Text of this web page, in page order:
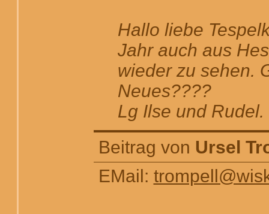
Hallo liebe
Jahr auch aus
wieder zu sehen.
Neues????
Lg Ilse und Rudel.
Beitrag von Ursel
EMail: